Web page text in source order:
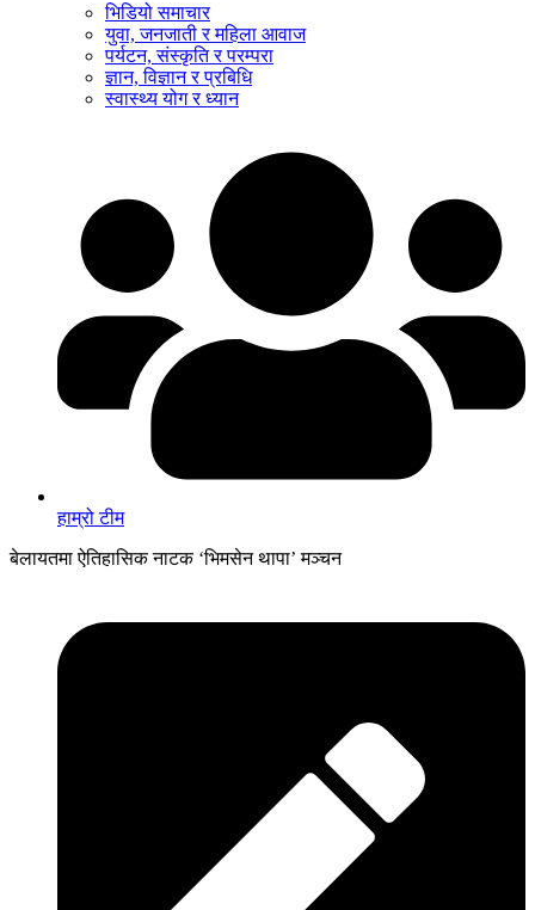
भिडियो समाचार
युवा, जनजाती र महिला आवाज
पर्यटन, संस्कृति र परम्परा
ज्ञान, विज्ञान र प्रबिधि
स्वास्थ्य योग र ध्यान
हाम्रो टीम
बेलायतमा ऐतिहासिक नाटक ‘भिमसेन थापा’ मञ्चन